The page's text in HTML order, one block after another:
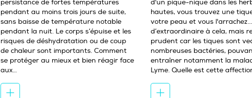
persistance de fortes températures
pendant au moins trois jours de suite,
sans baisse de température notable
pendant la nuit. Le corps s’épuise et les
risques de déshydratation ou de coup
de chaleur sont importants. Comment
se protéger au mieux et bien réagir face
aux…
d'un pique-nique dans les
hautes, vous trouvez une
votre peau et vous
d’extraordinaire à cela, mais
prudent car les tiques sont
nombreuses bactéries,
entraîner notamment la
Lyme. Quelle est cette